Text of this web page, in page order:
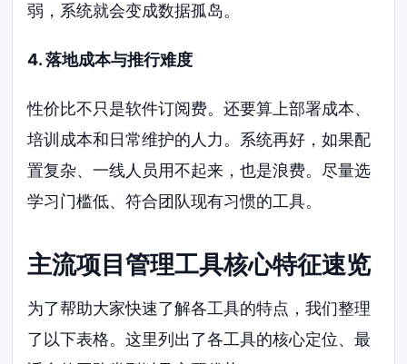
弱，系统就会变成数据孤岛。
4. 落地成本与推行难度
性价比不只是软件订阅费。还要算上部署成本、
培训成本和日常维护的人力。系统再好，如果配
置复杂、一线人员用不起来，也是浪费。尽量选
学习门槛低、符合团队现有习惯的工具。
主流项目管理工具核心特征速览
为了帮助大家快速了解各工具的特点，我们整理
了以下表格。这里列出了各工具的核心定位、最